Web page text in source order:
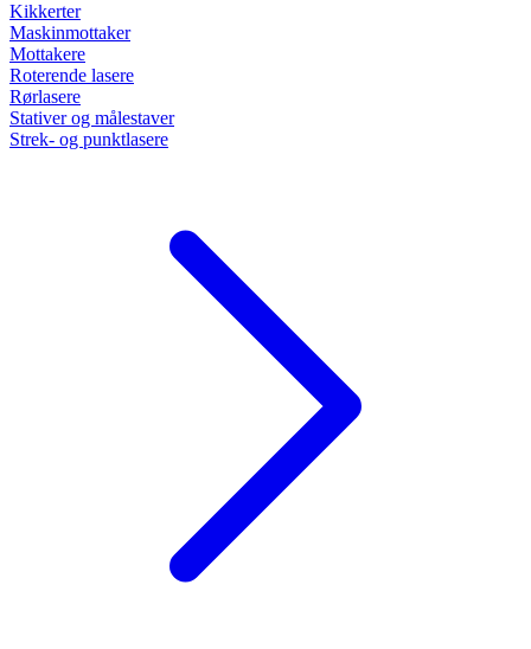
Kikkerter
Maskinmottaker
Mottakere
Roterende lasere
Rørlasere
Stativer og målestaver
Strek- og punktlasere